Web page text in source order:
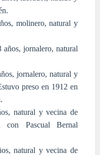
molinero, natural y
años, jornalero, natural
jornalero, natural y
preso en 1912 en
natural y vecina de
con Pascual Bernal
natural y vecina de